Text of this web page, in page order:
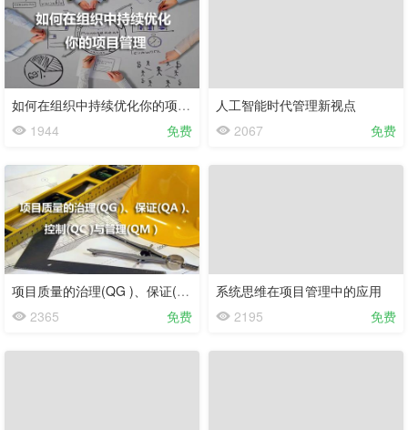
如何在组织中持续优化你的项目管理
1944
免费
人工智能时代管理新视点
2067
免费
项目质量的治理(QG )、保证(QA )、控制(QC )与管理(QM )
2365
免费
系统思维在项目管理中的应用
2195
免费